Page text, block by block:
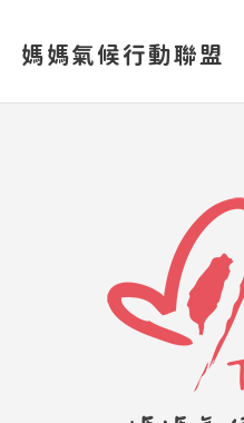
媽媽氣候行動聯盟